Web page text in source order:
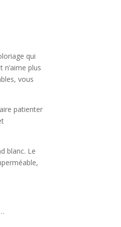
qui
n’aime plus
vous
patienter
blanc. Le